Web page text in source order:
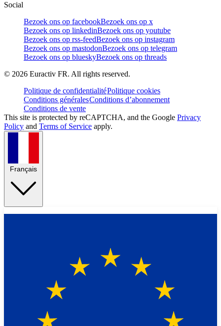
Social
Bezoek ons op facebookBezoek ons op x
Bezoek ons op linkedinBezoek ons op youtube
Bezoek ons op rss-feedBezoek ons op instagram
Bezoek ons op mastodonBezoek ons op telegram
Bezoek ons op blueskyBezoek ons op threads
© 2026 Euractiv FR. All rights reserved.
Politique de confidentialitéPolitique cookies
Conditions généralesConditions d’abonnement
Conditions de vente
This site is protected by reCAPTCHA, and the Google Privacy
Policy and Terms of Service apply.
Français